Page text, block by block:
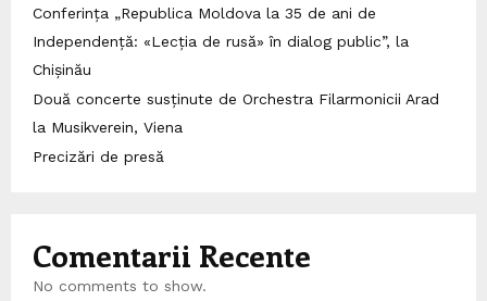
Conferința „Republica Moldova la 35 de ani de
Independență: «Lecția de rusă» în dialog public”, la
Chișinău
Două concerte susținute de Orchestra Filarmonicii Arad
la Musikverein, Viena
Precizări de presă
Comentarii Recente
No comments to show.